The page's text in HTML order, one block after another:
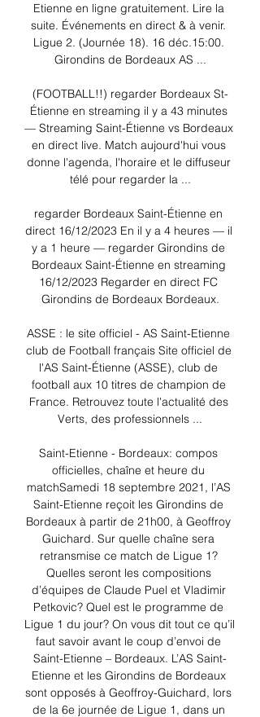
Etienne en ligne gratuitement. Lire la
suite. Événements en direct & à venir.
Ligue 2. (Journée 18). 16 déc.15:00.
Girondins de Bordeaux AS ...
(FOOTBALL!!) regarder Bordeaux St-
Étienne en streaming il y a 43 minutes
— Streaming Saint-Étienne vs Bordeaux
en direct live. Match aujourd'hui vous
donne l'agenda, l'horaire et le diffuseur
télé pour regarder la ...
regarder Bordeaux Saint-Étienne en
direct 16/12/2023 En il y a 4 heures — il
y a 1 heure — regarder Girondins de
Bordeaux Saint-Étienne en streaming
16/12/2023 Regarder en direct FC
Girondins de Bordeaux Bordeaux.
ASSE : le site officiel - AS Saint-Etienne
club de Football français Site officiel de
l'AS Saint-Étienne (ASSE), club de
football aux 10 titres de champion de
France. Retrouvez toute l'actualité des
Verts, des professionnels ...
Saint-Etienne - Bordeaux: compos
officielles, chaîne et heure du
matchSamedi 18 septembre 2021, l’AS
Saint-Etienne reçoit les Girondins de
Bordeaux à partir de 21h00, à Geoffroy
Guichard. Sur quelle chaîne sera
retransmise ce match de Ligue 1?
Quelles seront les compositions
d’équipes de Claude Puel et Vladimir
Petkovic? Quel est le programme de
Ligue 1 du jour? On vous dit tout ce qu’il
faut savoir avant le coup d’envoi de
Saint-Etienne – Bordeaux. L’AS Saint-
Etienne et les Girondins de Bordeaux
sont opposés à Geoffroy-Guichard, lors
de la 6e journée de Ligue 1, dans un